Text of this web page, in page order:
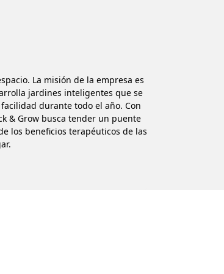
La misión de la empresa es
jardines inteligentes que se
durante todo el año. Con
& Grow busca tender un puente
los beneficios terapéuticos de las